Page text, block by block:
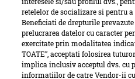
retelelor de socializare si pentru
Beneficiati de drepturile
prelucrarea datelor cu caracter
exercitate prin modalitatea
TOATE”, acceptati folosirea
implica inclusiv acceptul dvs. cu
informatiilor de catre Vendor-ii